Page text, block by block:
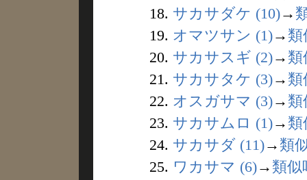
18. サカサダケ (10)→
19. オマツサン (1)→ 類
20. サカサスギ (2)→ 類
21. サカサタケ (3)→ 類
22. オスガサマ (3)→ 類
23. サカサムロ (1)→ 類
24. サカサダ (11)→ 類
25. ワカサマ (6)→ 類似